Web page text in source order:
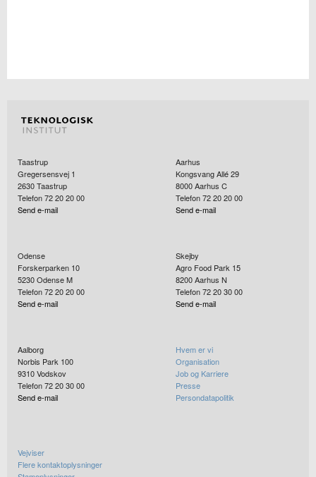
Taastrup
Gregersensvej 1
2630Taastrup
Telefon 72 20 20 00
Send e-mail
Aarhus
Kongsvang Allé 29
8000Aarhus C
Telefon 72 20 20 00
Send e-mail
Odense
Forskerparken 10
5230Odense M
Telefon 72 20 20 00
Send e-mail
Skejby
Agro Food Park 15
8200Aarhus N
Telefon 72 20 30 00
Send e-mail
Aalborg
Norbis Park 100
9310Vodskov
Telefon 72 20 30 00
Send e-mail
Hvem er vi
Organisation
Job og Karriere
Presse
Persondatapolitik
Vejviser
Flere kontaktoplysninger